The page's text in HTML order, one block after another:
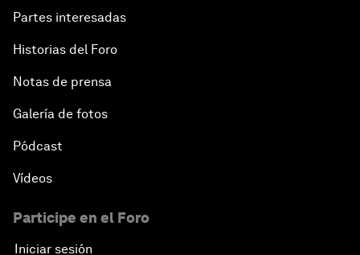
Partes interesadas
Historias del Foro
Notas de prensa
Galería de fotos
Pódcast
Vídeos
Participe en el Foro
Iniciar sesión